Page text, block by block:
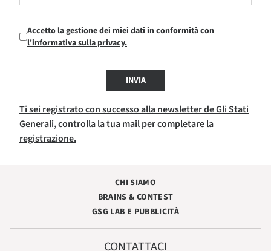
Accetto la gestione dei miei dati in conformità con
l'informativa sulla privacy.
INVIA
Ti sei registrato con successo alla newsletter de Gli Stati
Generali, controlla la tua mail per completare la
registrazione.
CHI SIAMO
BRAINS & CONTEST
GSG LAB E PUBBLICITÀ
CONTATTACI